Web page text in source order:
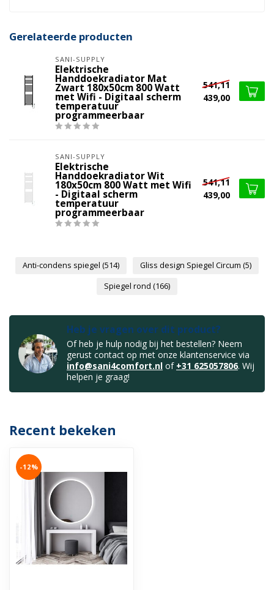
Gerelateerde producten
SANI-SUPPLY
Elektrische
Handdoekradiator Mat
Zwart 180x50cm 800 Watt
met Wifi - Digitaal scherm
temperatuur
programmeerbaar
541,11
439,00
SANI-SUPPLY
Elektrische
Handdoekradiator Wit
180x50cm 800 Watt met Wifi
- Digitaal scherm
temperatuur
programmeerbaar
541,11
439,00
Anti-condens spiegel (514) Gliss design Spiegel Circum (5)
Spiegel rond (166)
Heb je vragen over dit product?
Of heb je hulp nodig bij het bestellen? Neem
gerust contact op met onze klantenservice via
info@sani4comfort.nl of +31 625057806. Wij
helpen je graag!
Recent bekeken
-12%